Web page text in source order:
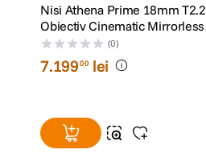
Nisi Athena Prime 18mm T2.2
Obiectiv Cinematic Mirrorless
Montura PL (0)
7.19900 lei